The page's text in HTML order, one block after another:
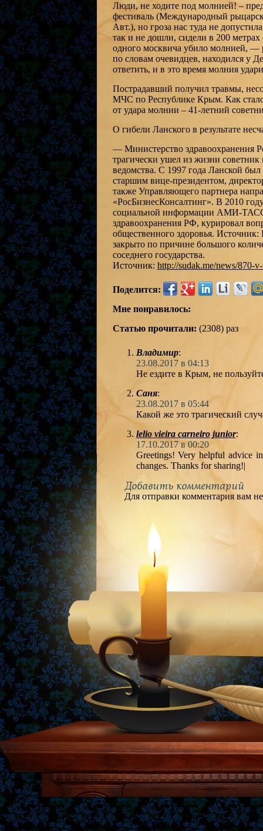
Люди, не ходите под молнией! –
фестиваль (Международный
Авт.), но гроза нас туда не
так и не дошли, сидели в 200
одного москвича убило молнией, —
по словам очевидцев, находился у
ответить, и в это время молния
Пострадавший получил травмы,
МЧС по Республике Крым. Как
от удара молнии – 41-летний
О гибели Ланского в результате
— Министерство здравоохранения
трагически ушел из жизни
ведомства. С 1997 года Ланской
старшим вице-президентом,
также Управляющего партнера
«РосБизнесКонсалтинг». В 2010
социальной информации АМИ-
здравоохранения РФ, курировал
общественного здоровья.
закрыто по причине большого
соседнего государства.
Источник: http://sudak.me/news/870-
Поделится:
Мне понравилось:
Статью прочитали: (2308) раз
Владимир:
23.08.2017 в 04:13
Не ездите в Крым, не
Саня:
23.08.2017 в 05:44
Какой же это трагический
lelio vieira carneiro junior:
17.10.2017 в 00:20
Greetings! Very helpful advice
changes. Thanks for sharing!|
Добавить комментарий
Для отправки комментария вам